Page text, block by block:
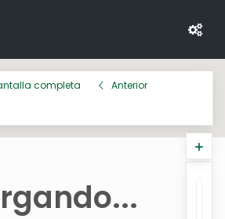
completa
Anterior